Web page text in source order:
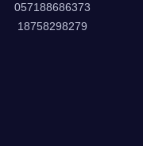
057188686373
18758298279